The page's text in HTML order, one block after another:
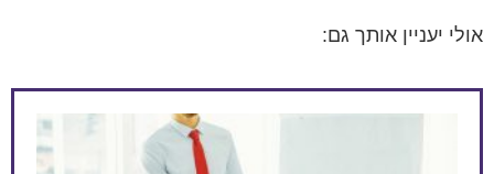
אולי יעניין אותך גם: